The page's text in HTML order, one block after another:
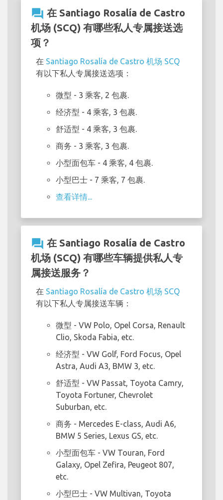
question_answer 在 Santiago Rosalía de Castro
机场 (SCQ) 有哪些私人专属接送选
项？
在 Santiago Rosalía de Castro 机场 SCQ
有以下私人专属接送选项：
微型 - 3 乘客, 2 包裹.
经济型 - 4 乘客, 3 包裹.
舒适型 - 4 乘客, 3 包裹.
商务 - 3 乘客, 3 包裹.
小型面包车 - 4 乘客, 4 包裹.
小型巴士 - 7 乘客, 7 包裹.
查看详情...
question_answer 在 Santiago Rosalía de Castro
机场 (SCQ) 有哪些车辆提供私人专
属接送服务？
在 Santiago Rosalía de Castro 机场 SCQ
有以下私人专属接送车辆：
微型 - VW Polo, Opel Corsa, Renault
Clio, Skoda Fabia, etc.
经济型 - VW Golf, Ford Focus, Opel
Astra, Audi A3, BMW 3, etc.
舒适型 - VW Passat, Toyota Camry,
Toyota Fortuner, Chevrolet
Suburban, etc.
商务 - Mercedes E-class, Audi A6,
BMW 5 Series, Lexus GS, etc.
小型面包车 - VW Touran, Ford
Galaxy, Opel Zefira, Peugeot 807,
etc.
小型巴士 - VW Multivan, Toyota